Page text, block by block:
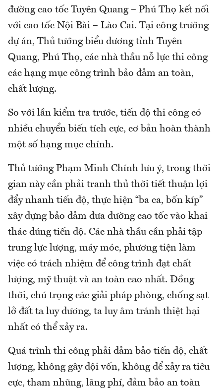
đường cao tốc Tuyên Quang – Phú Thọ kết nối
với cao tốc Nội Bài – Lào Cai. Tại công trường
dự án, Thủ tướng biểu dương tỉnh Tuyên
Quang, Phú Thọ, các nhà thầu nỗ lực thi công
các hạng mục công trình bảo đảm an toàn,
chất lượng.
So với lần kiểm tra trước, tiến độ thi công có
nhiều chuyển biến tích cực, cơ bản hoàn thành
một số hạng mục chính.
Thủ tướng Phạm Minh Chính lưu ý, trong thời
gian này cần phải tranh thủ thời tiết thuận lợi
đẩy nhanh tiến độ, thực hiện “ba ca, bốn kíp”
xây dựng bảo đảm đưa đường cao tốc vào khai
thác đúng tiến độ. Các nhà thầu cần phải tập
trung lực lượng, máy móc, phương tiện làm
việc có trách nhiệm để công trình đạt chất
lượng, mỹ thuật và an toàn cao nhất. Đồng
thời, chú trọng các giải pháp phòng, chống sạt
lở đất ta luy dương, ta luy âm tránh thiệt hại
nhất có thể xảy ra.
Quá trình thi công phải đảm bảo tiến độ, chất
lượng, không gây đội vốn, không để xảy ra tiêu
cực, tham nhũng, lãng phí, đảm bảo an toàn